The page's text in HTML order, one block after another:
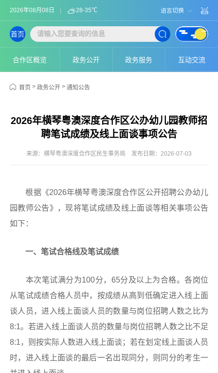
2026年08月08日 28-35℃ 语言切换
合作区概览 政务公开 政务服务 互动交流
首页
首页 > 政务公开 > 通知公告
2026年横琴粤澳深度合作区公办幼儿园教师招
聘笔试成绩及线上面谈事项公告
来源：横琴粤澳深度合作区民生事务局 发布日期：2026-07-03
根据《2026年横琴粤澳深度合作区公开招聘公办幼儿
园教师公告》，现将笔试成绩及线上面谈等相关事项公告
如下：
一、笔试合格线及笔试成绩
本次笔试满分为100分，65分及以上为合格。各岗位
从笔试成绩合格人员中，按成绩从高到低确定进入线上面
谈人员，进入线上面谈人员的数量与岗位招聘人数之比为
8:1。若进入线上面谈人员的数量与岗位招聘人数之比不足
8:1，则按实际人数进入线上面谈；若在划定线上面谈人员
时，进入线上面谈的最后一名出现同分，则同分的考生一